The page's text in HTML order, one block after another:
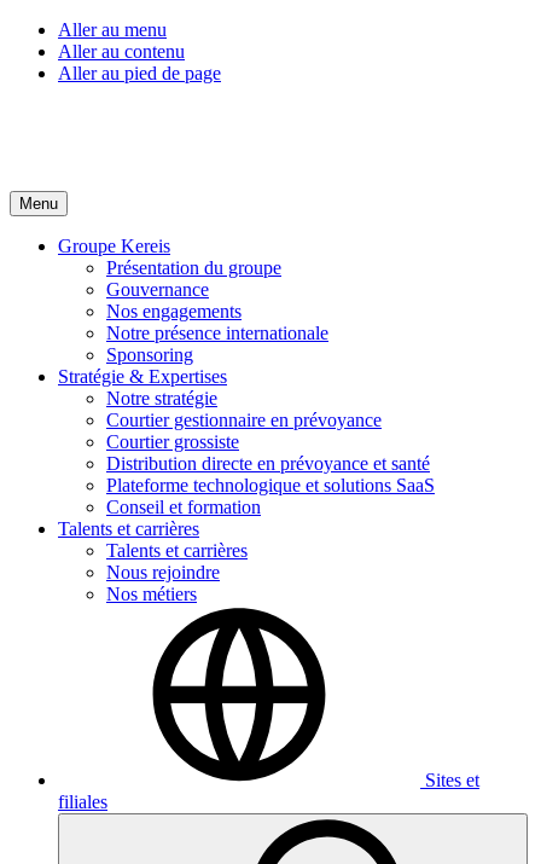
Aller au menu
Aller au contenu
Aller au pied de page
Menu
Groupe Kereis
Présentation du groupe
Gouvernance
Nos engagements
Notre présence internationale
Sponsoring
Stratégie & Expertises
Notre stratégie
Courtier gestionnaire en prévoyance
Courtier grossiste
Distribution directe en prévoyance et santé
Plateforme technologique et solutions SaaS
Conseil et formation
Talents et carrières
Talents et carrières
Nous rejoindre
Nos métiers
Sites et
filiales